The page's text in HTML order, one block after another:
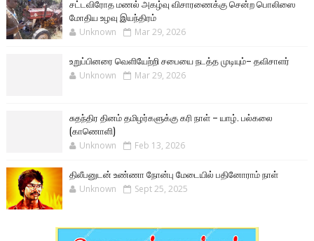
சட்டவிரோத மணல் அகழ்வு விசாரணைக்கு சென்ற பொலிஸை
மோதிய உழவு இயந்திரம்
Unknown Mar 29, 2026
உறுப்பினரை வெளியேற்றி சபையை நடத்த முடியும்– தவிசாளர்
Unknown Mar 29, 2026
சுதந்திர தினம் தமிழர்களுக்கு கரி நாள் – யாழ். பல்கலை
(காணொளி)
Unknown Feb 13, 2026
திலீபனுடன் உண்ணா நோன்பு மேடையில் பதினோராம் நாள்
Unknown Sept 25, 2025